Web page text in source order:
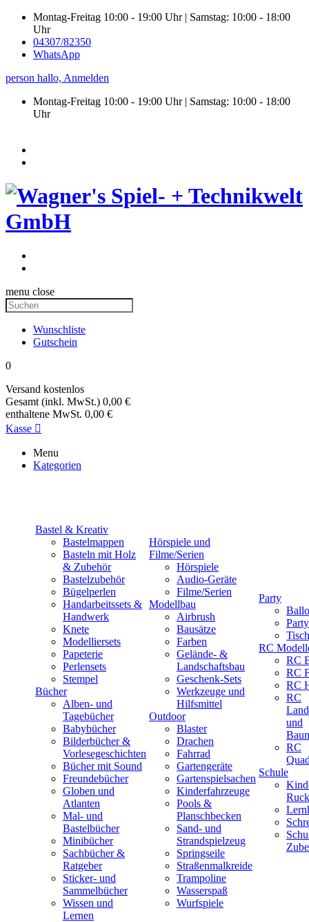
Montag-Freitag 10:00 - 19:00 Uhr | Samstag: 10:00 - 18:00
Uhr
04307/82350
WhatsApp
person hallo, Anmelden
Montag-Freitag 10:00 - 19:00 Uhr | Samstag: 10:00 - 18:00
Uhr
menu close
Wunschliste
Gutschein
0
Versand kostenlos
Gesamt (inkl. MwSt.) 0,00 €
enthaltene MwSt. 0,00 €
Kasse 
Menu
Kategorien
Bastel & Kreativ
Bastelmappen
Basteln mit Holz
& Zubehör
Bastelzubehör
Bügelperlen
Handarbeitssets &
Handwerk
Knete
Modelliersets
Papeterie
Perlensets
Stempel
Bücher
Alben- und
Tagebücher
Babybücher
Bilderbücher &
Vorlesegeschichten
Bücher mit Sound
Freundebücher
Globen und
Atlanten
Mal- und
Bastelbücher
Minibücher
Sachbücher &
Ratgeber
Sticker- und
Sammelbücher
Wissen und
Lernen
Hörspiele und
Filme/Serien
Hörspiele
Audio-Geräte
Filme/Serien
Modellbau
Airbrush
Bausätze
Farben
Gelände- &
Landschaftsbau
Geschenk-Sets
Werkzeuge und
Hilfsmittel
Outdoor
Blaster
Drachen
Fahrrad
Gartengeräte
Gartenspielsachen
Kinderfahrzeuge
Pools &
Planschbecken
Sand- und
Strandspielzeug
Springseile
Straßenmalkreide
Trampoline
Wasserspaß
Wurfspiele
Party
RC
RC
RC
RC
RC
und
RC
Schule